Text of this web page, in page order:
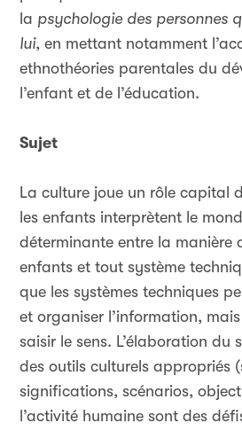
la psychologie des personnes
lui, en mettant notamment
ethnothéories parentales du
l’enfant et de l’éducation.
Sujet
La culture joue un rôle capital
les enfants interprètent le
déterminante entre la manière
enfants et tout système
que les systèmes techniques
et organiser l’information,
saisir le sens. L’élaboration du
des outils culturels appropriés
significations, scénarios,
l’activité humaine sont des